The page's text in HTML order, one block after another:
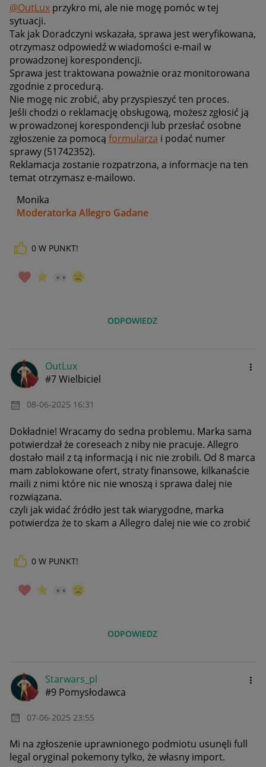
@OutLux przykro mi, ale nie mogę pomóc w tej
sytuacji.
Tak jak Doradczyni wskazała, sprawa jest weryfikowana,
otrzymasz odpowiedź w wiadomości e-mail w
prowadzonej korespondencji.
Sprawa jest traktowana poważnie oraz monitorowana
zgodnie z procedurą.
Nie mogę nic zrobić, aby przyspieszyć ten proces.
Jeśli chodzi o reklamację obsługową, możesz zgłosić ją
w prowadzonej korespondencji lub przesłać osobne
zgłoszenie za pomocą formularza i podać numer
sprawy (51742352).
Reklamacja zostanie rozpatrzona, a informacje na ten
temat otrzymasz e-mailowo.
Monika
Moderatorka Allegro Gadane
0 W PUNKT!
ODPOWIEDZ
OutLux
#7 Wielbiciel
‎08-06-2025 16:31
Dokładnie! Wracamy do sedna problemu. Marka sama
potwierdzał że coreseach z niby nie pracuje. Allegro
dostało mail z tą informacją i nic nie zrobili. Od 8 marca
mam zablokowane ofert, straty finansowe, kilkanaście
maili z nimi które nic nie wnoszą i sprawa dalej nie
rozwiązana.
czyli jak widać źródło jest tak wiarygodne, marka
potwierdza że to skam a Allegro dalej nie wie co zrobić
0 W PUNKT!
ODPOWIEDZ
Starwars_pl
#9 Pomysłodawca
‎07-06-2025 23:55
Mi na zgłoszenie uprawnionego podmiotu usunęli full
legal oryginal pokemony tylko, że własny import.